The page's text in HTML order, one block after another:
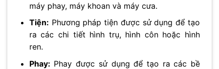
máy phay, máy khoan và máy cưa.
Tiện: Phương pháp tiện được sử dụng để tạo
ra các chi tiết hình trụ, hình côn hoặc hình
ren.
Phay: Phay được sử dụng để tạo ra các bề